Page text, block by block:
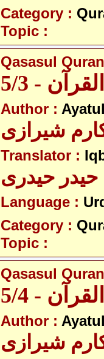
Category :
Topic :
Qasasul
- 5/3
Author :
شیرازی
Translator :
حیدر حیدری
Language :
Category :
Topic :
Qasasul
- 5/4
Author :
شیرازی